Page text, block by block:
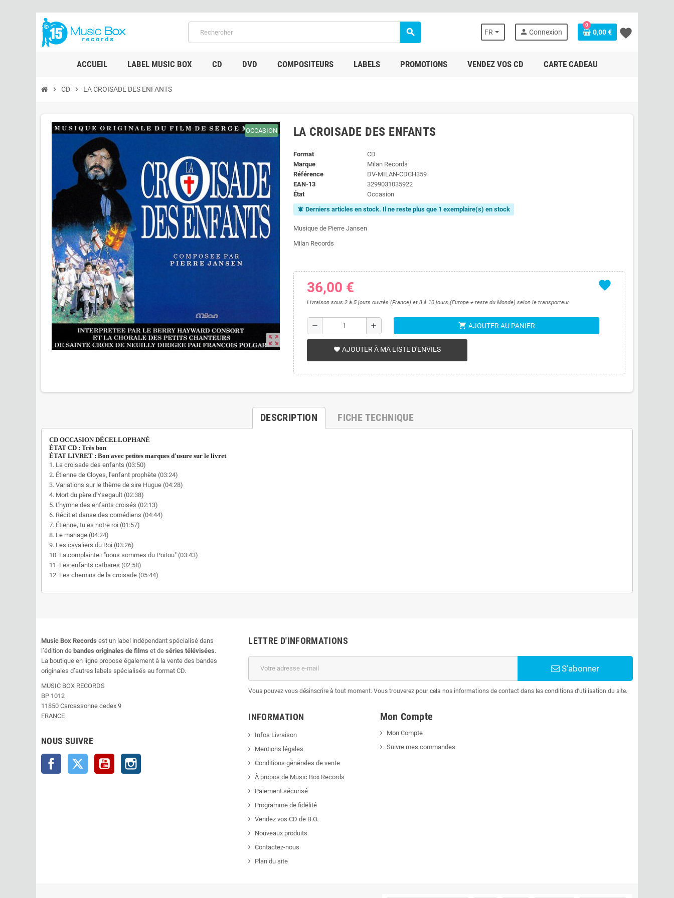
search FR person Connexion
0
0,00 € favorite
ACCUEIL LABEL MUSIC BOX CD DVD COMPOSITEURS LABELS PROMOTIONS VENDEZ VOS CD CARTE CADEAU
chevron_right CD chevron_right LA CROISADE DES ENFANTS
zoom_out_map
OCCASION LA CROISADE DES ENFANTS
Format
CD
Marque
Milan Records
Référence
DV-MILAN-CDCH359
EAN-13
3299031035922
État
Occasion
notifications_active Derniers articles en stock. Il ne reste plus que 1 exemplaire(s) en stock
Musique de Pierre Jansen
Milan Records
favorite
36,00 €
Livraison sous 2 à 5 jours ouvrés (France) et 3 à 10 jours (Europe + reste du Monde) selon le transporteur
remove add shopping_cart AJOUTER AU PANIER
favorite AJOUTER À MA LISTE D'ENVIES
DESCRIPTION FICHE TECHNIQUE
CD OCCASION DÉCELLOPHANÉ
ÉTAT CD : Très bon
ÉTAT LIVRET : Bon avec petites marques d'usure sur le livret
1. La croisade des enfants (03:50)
2. Étienne de Cloyes, l'enfant prophète (03:24)
3. Variations sur le thème de sire Hugue (04:28)
4. Mort du père d'Ysegault (02:38)
5. L'hymne des enfants croisés (02:13)
6. Récit et danse des comédiens (04:44)
7. Étienne, tu es notre roi (01:57)
8. Le mariage (04:24)
9. Les cavaliers du Roi (03:26)
10. La complainte : "nous sommes du Poitou" (03:43)
11. Les enfants cathares (02:58)
12. Les chemins de la croisade (05:44)
Music Box Records est un label indépendant spécialisé dans
l’édition de bandes originales de films et de séries télévisées.
La boutique en ligne propose également à la vente des bandes
originales d’autres labels spécialisés au format CD.
MUSIC BOX RECORDS
BP 1012
11850 Carcassonne cedex 9
FRANCE
NOUS SUIVRE
Facebook Twitter YouTube
LETTRE D'INFORMATIONS
S’abonner
Vous pouvez vous désinscrire à tout moment. Vous trouverez pour cela nos informations de contact dans les conditions d'utilisation du site.
INFORMATION
Infos Livraison
Mentions légales
Conditions générales de vente
À propos de Music Box Records
Paiement sécurisé
Programme de fidélité
Vendez vos CD de B.O.
Nouveaux produits
Contactez-nous
Plan du site
Mon Compte
Mon Compte
Suivre mes commandes